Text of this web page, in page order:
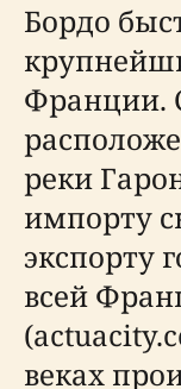
Бордо
Франции.
реки
импорту
экспорту
всей
веках